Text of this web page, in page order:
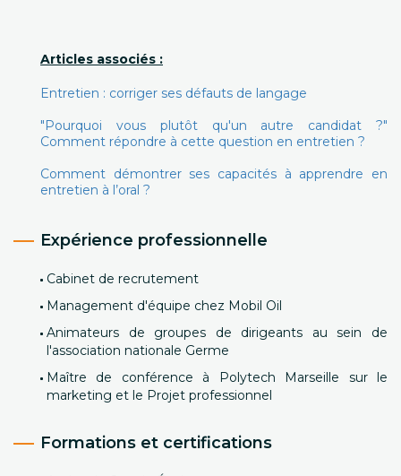
Articles associés :
Entretien : corriger ses défauts de langage
"Pourquoi vous plutôt qu'un autre candidat ?"
Comment répondre à cette question en entretien ?
Comment démontrer ses capacités à apprendre en
entretien à l’oral ?
Expérience professionnelle
Cabinet de recrutement
Management d'équipe chez Mobil Oil
Animateurs de groupes de dirigeants au sein de
l'association nationale Germe
Maître de conférence à Polytech Marseille sur le
marketing et le Projet professionnel
Formations et certifications